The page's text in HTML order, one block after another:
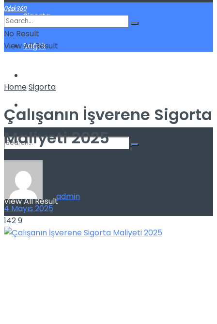
Sigorta
Sağlık
No Result
View All Result
Odak360
No Result
View All Result
HomeSigorta
Çalışanın İşverene Sigorta
Maliyeti 2025
byadmin
4 Mayıs 2025
1429